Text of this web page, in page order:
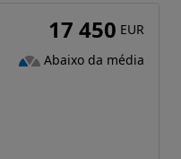
17 450 EUR
Abaixo da média